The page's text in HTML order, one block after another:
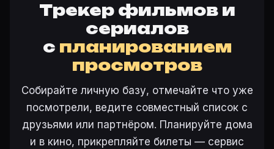
Трекер фильмов и
сериалов
с планированием
просмотров
Собирайте личную базу, отмечайте что уже
посмотрели, ведите совместный список с
друзьями или партнёром. Планируйте дома
и в кино, прикрепляйте билеты — сервис